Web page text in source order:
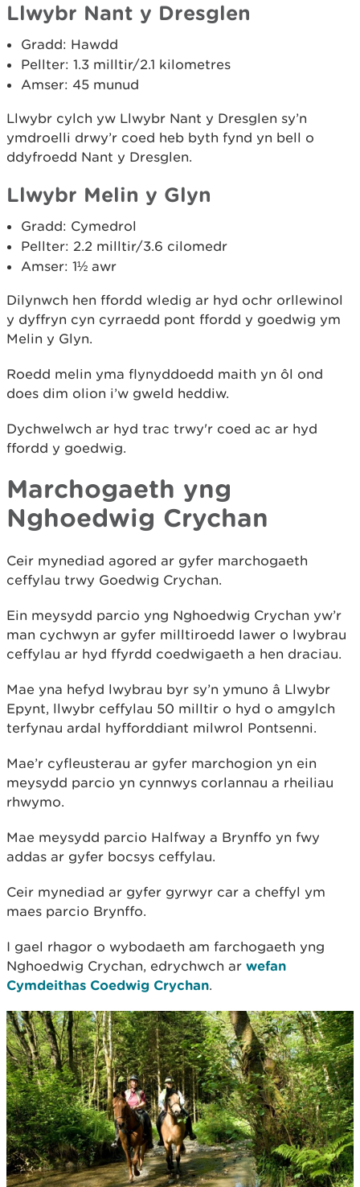
Llwybr Nant y Dresglen
Gradd: Hawdd
Pellter: 1.3 milltir/2.1 kilometres
Amser: 45 munud
Llwybr cylch yw Llwybr Nant y Dresglen sy’n
ymdroelli drwy’r coed heb byth fynd yn bell o
ddyfroedd Nant y Dresglen.
Llwybr Melin y Glyn
Gradd: Cymedrol
Pellter: 2.2 milltir/3.6 cilomedr
Amser: 1½ awr
Dilynwch hen ffordd wledig ar hyd ochr orllewinol
y dyffryn cyn cyrraedd pont ffordd y goedwig ym
Melin y Glyn.
Roedd melin yma flynyddoedd maith yn ôl ond
does dim olion i’w gweld heddiw.
Dychwelwch ar hyd trac trwy'r coed ac ar hyd
ffordd y goedwig.
Marchogaeth yng
Nghoedwig Crychan
Ceir mynediad agored ar gyfer marchogaeth
ceffylau trwy Goedwig Crychan.
Ein meysydd parcio yng Nghoedwig Crychan yw’r
man cychwyn ar gyfer milltiroedd lawer o lwybrau
ceffylau ar hyd ffyrdd coedwigaeth a hen draciau.
Mae yna hefyd lwybrau byr sy’n ymuno â Llwybr
Epynt, llwybr ceffylau 50 milltir o hyd o amgylch
terfynau ardal hyfforddiant milwrol Pontsenni.
Mae’r cyfleusterau ar gyfer marchogion yn ein
meysydd parcio yn cynnwys corlannau a rheiliau
rhwymo.
Mae meysydd parcio Halfway a Brynffo yn fwy
addas ar gyfer bocsys ceffylau.
Ceir mynediad ar gyfer gyrwyr car a cheffyl ym
maes parcio Brynffo.
I gael rhagor o wybodaeth am farchogaeth yng
Nghoedwig Crychan, edrychwch ar wefan
Cymdeithas Coedwig Crychan.